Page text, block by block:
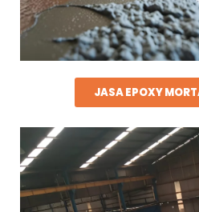
JASA EPOXY